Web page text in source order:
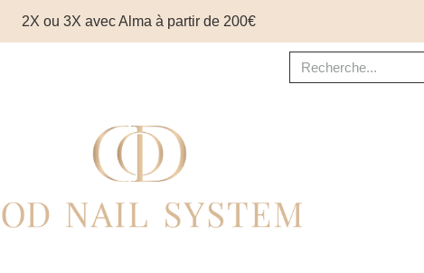
2X ou 3X avec Alma à partir de 200€